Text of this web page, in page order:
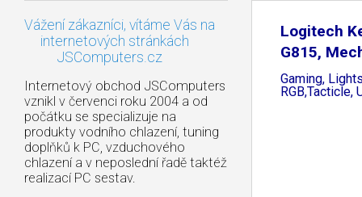
Vážení zákazníci, vítáme Vás na
internetových stránkách
JSComputers.cz
Internetový obchod JSComputers
vznikl v červenci roku 2004 a od
počátku se specializuje na
produkty vodního chlazení, tuning
doplňků k PC, vzduchového
chlazení a v neposlední řadě taktéž
realizací PC sestav.
Logitech
G815,
Gaming,
RGB,Tacticle,